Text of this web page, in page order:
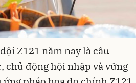
Z121 năm nay là câu
chủ động hội nhập và vững